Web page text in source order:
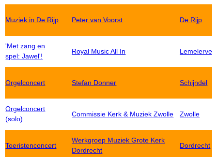
Muziek in De Rijp Peter van Voorst De Rijp
'Met zang en
spel: Jawel'!
Royal Music All In
Orgelconcert Stefan Donner Schijndel
Orgelconcert
(solo)
Commissie Kerk & Muziek Zwolle Zwolle
Toeristenconcert
Werkgroep Muziek Grote Kerk
Dordrecht
Dordrecht